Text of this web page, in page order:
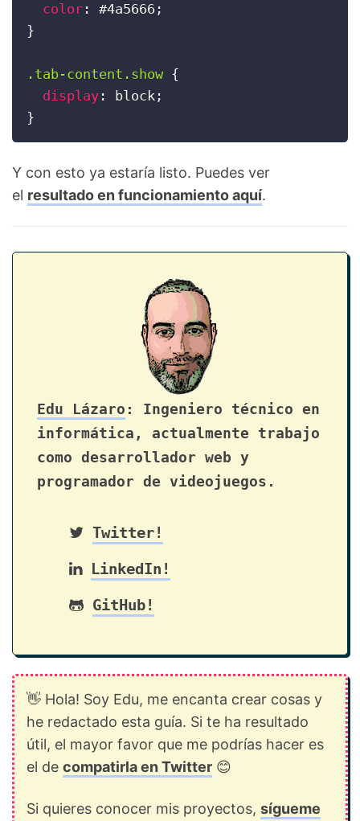
color : #4a5666 ;
}
.tab-content.show {
display : block ;
}
Y con esto ya estaría listo. Puedes ver
el resultado en funcionamiento aquí.
Edu Lázaro : Ingeniero técnico en
informática, actualmente trabajo
como desarrollador web y
programador de videojuegos.
Twitter!
LinkedIn!
GitHub!
👋 Hola! Soy Edu, me encanta crear cosas y
he redactado esta guía. Si te ha resultado
útil, el mayor favor que me podrías hacer es
el de compatirla en Twitter 😊
Si quieres conocer mis proyectos, sígueme